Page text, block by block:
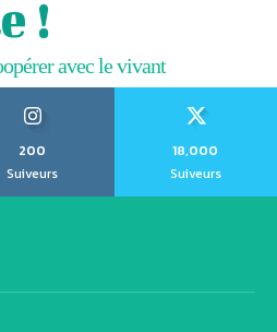
!
avec le vivant
200
Suiveurs
18,000
Suiveurs